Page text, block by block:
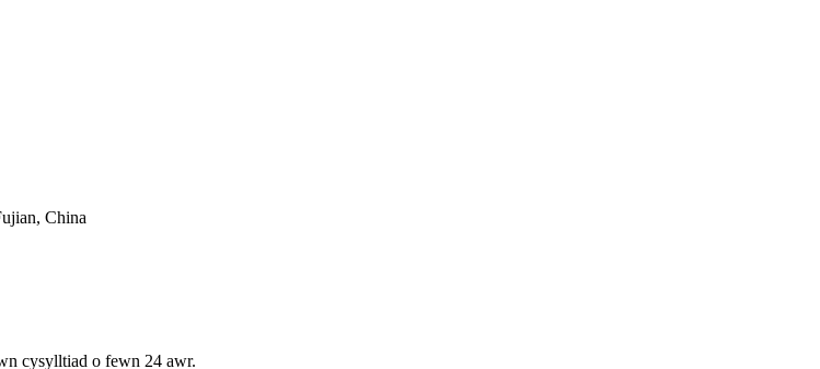
China
cysylltiad o fewn 24 awr.